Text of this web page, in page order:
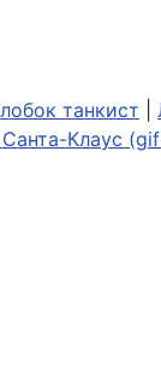
танкист
Клаус